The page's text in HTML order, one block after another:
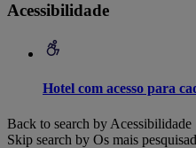
Acessibilidade
Hotel com acesso para
Back to search by Acessibilidade
Skip search by Os mais